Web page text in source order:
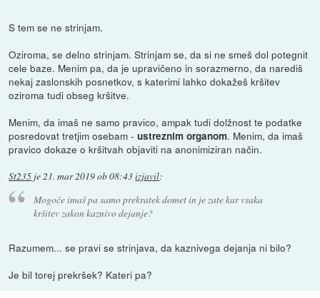
S tem se ne strinjam.
Oziroma, se delno strinjam. Strinjam se, da si ne smeš dol potegnit
cele baze. Menim pa, da je upravičeno in sorazmerno, da narediš
nekaj zaslonskih posnetkov, s katerimi lahko dokažeš kršitev
oziroma tudi obseg kršitve.
Menim, da imaš ne samo pravico, ampak tudi dolžnost te podatke
posredovat tretjim osebam -ustreznim organom. Menim, da imaš
pravico dokaze o kršitvah objaviti na anonimiziran način.
St235 je21. mar 2019 ob 08:43izjavil:
Mogoče imaš pa samo prekratek domet in je zate kar vsaka
kršitev zakon kaznivo dejanje?
Razumem... se pravi se strinjava, da kaznivega dejanja ni bilo?
Je bil torej prekršek? Kateri pa?